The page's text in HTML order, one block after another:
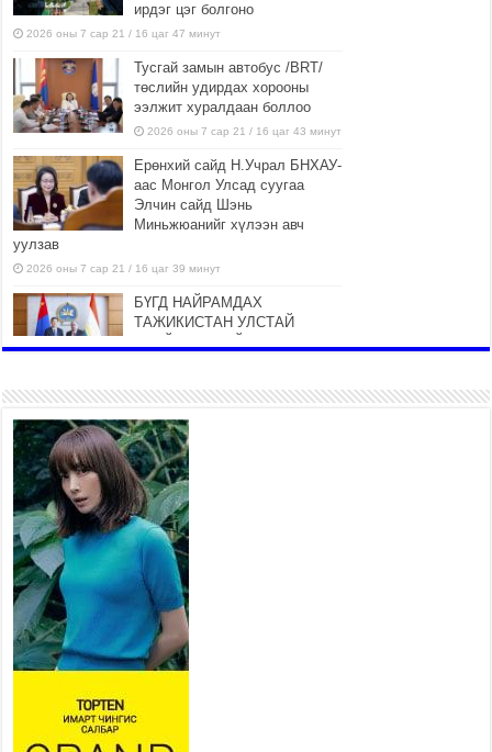
ирдэг цэг болгоно
2026 оны 7 сар 21 / 16 цаг 47 минут
Тусгай замын автобус /BRT/
төслийн удирдах хорооны
ээлжит хуралдаан боллоо
2026 оны 7 сар 21 / 16 цаг 43 минут
Ерөнхий сайд Н.Учрал БНХАУ-
аас Монгол Улсад суугаа
Элчин сайд Шэнь
Миньжюанийг хүлээн авч
уулзав
2026 оны 7 сар 21 / 16 цаг 39 минут
БҮГД НАЙРАМДАХ
ТАЖИКИСТАН УЛСТАЙ
26,992 суралцагч хотхоны бага
сургуульд, 8100 суралцагч
төрөлжсөн ахлах сургуульд
суралцана
2026 оны 7 сар 21 / 13 цаг 43 минут
COP17 хурлын үеэрх замын
хөдөлгөөн, нийтийн тээврийн
зохицуулалт, сургууль,
цэцэрлэг, зах, худалдааны
төвийн ажиллах хуваарийг гаргаж, иргэдэд
мэдээлэхийг үүрэг болголоо
2026 оны 7 сар 21 / 11 цаг 59 минут
Гэр бүлийн хэрэг шүүхэд хянан шийдвэрлэх
тухай хуулиар хүүхдийн дээд ашиг сонирхлыг
нэн тэргүүнд хангахыг баталгаажууллаа